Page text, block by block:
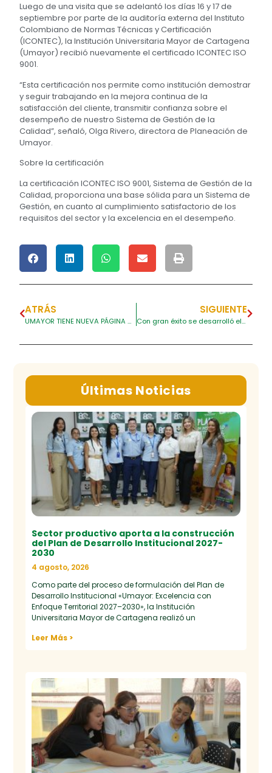
Luego de una visita que se adelantó los días 16 y 17 de
septiembre por parte de la auditoría externa del Instituto
Colombiano de Normas Técnicas y Certificación
(ICONTEC), la Institución Universitaria Mayor de Cartagena
(Umayor) recibió nuevamente el certificado ICONTEC ISO
9001.
“Esta certificación nos permite como institución demostrar
y seguir trabajando en la mejora continua de la
satisfacción del cliente, transmitir confianza sobre el
desempeño de nuestro Sistema de Gestión de la
Calidad”, señaló, Olga Rivero, directora de Planeación de
Umayor.
Sobre la certificación
La certificación ICONTEC ISO 9001, Sistema de Gestión de la
Calidad, proporciona una base sólida para un Sistema de
Gestión, en cuanto al cumplimiento satisfactorio de los
requisitos del sector y la excelencia en el desempeño.
ATRÁS
UMAYOR TIENE NUEVA PÁGINA WEB
SIGUIENTE
Con gran éxito se desarrolló el II Encuentro de investigación Formativa
Últimas Noticias
Sector productivo aporta a la construcción
del Plan de Desarrollo Institucional 2027-
2030
4 agosto, 2026
Como parte del proceso de formulación del Plan de
Desarrollo Institucional «Umayor: Excelencia con
Enfoque Territorial 2027–2030», la Institución
Universitaria Mayor de Cartagena realizó un
Leer Más >